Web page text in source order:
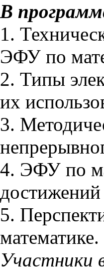
В
1.
ЭФУ по
2. Типы
их
3.
4. ЭФУ по
5.
математике.
Участники